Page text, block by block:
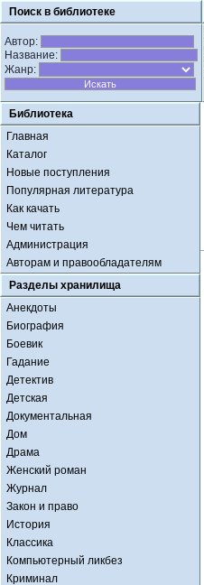
Поиск в библиотеке
Автор:
Название:
Жанр:
Библиотека
Главная
Каталог
Новые поступления
Популярная литература
Как качать
Чем читать
Администрация
Авторам и правообладателям
Разделы хранилища
Анекдоты
Биография
Боевик
Гадание
Детектив
Детская
Документальная
Дом
Драма
Женский роман
Журнал
Закон и право
История
Классика
Компьютерный ликбез
Криминал